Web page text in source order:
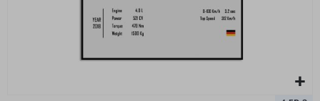
Poster - 911 GT3 RS
Special
11,00 €